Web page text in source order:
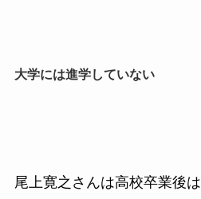
大学には進学していない
尾上寛之さんは高校卒業後は